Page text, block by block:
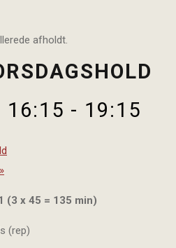
afholdt.
- 19:15
»
(3 x 45 = 135 min)
(rep)